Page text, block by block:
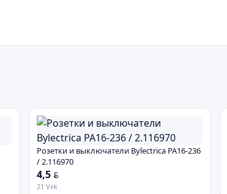
Розетки и выключатели Bylectrica РА16-236
/ 2.116970
4,5 BYN
21 Vek